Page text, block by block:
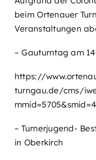
beim Ortenauer
Veranstaltungen
– Gauturntag am
https://
turngau.de/cms/
– Turnerjugend-
in Oberkirch